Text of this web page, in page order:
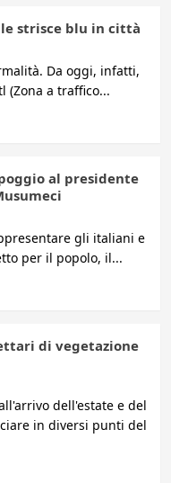
strisce blu in città
Da oggi, infatti,
(Zona a traffico...
al presidente
gli italiani e
per il popolo, il...
di vegetazione
dell'estate e del
in diversi punti del